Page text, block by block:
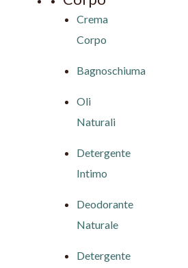
Crema
Corpo
Bagnoschiuma
Oli
Naturali
Detergente
Intimo
Deodorante
Naturale
Detergente